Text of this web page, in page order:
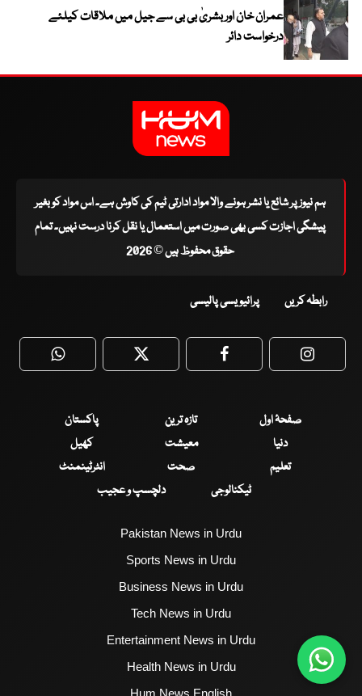
عمران خان اور بشریٰ بی بی سے جیل میں ملاقات کیلئے
درخواست دائر
ہم نیوز پر شائع یا نشر ہونے والا مواد ادارتی ٹیم کی کاوش ہے۔ اس مواد کو بغیر
پیشگی اجازت کسی بھی صورت میں استعمال یا نقل کرنا درست نہیں۔ تمام
حقوق محفوظ ہیں © 2026
رابطہ کریں پرائیویسی پالیسی
WhatsApp Twitter Facebook
صفحۂ اول تازہ ترین
پاکستان
دنیا
معیشت
کھیل
تعلیم
صحت
انٹرٹینمنٹ
ٹیکنالوجی
دلچسپ و عجیب
Pakistan News in Urdu
Sports News in Urdu
Business News in Urdu
Tech News in Urdu
Entertainment News in Urdu
Health News in Urdu
Hum News English